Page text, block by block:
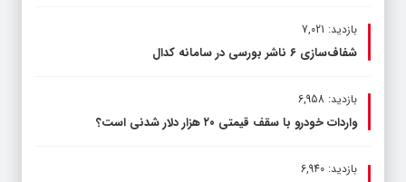
بازدید: 7,021
شفاف‌سازی ۶ ناشر بورسی در سامانه کدال
بازدید: 6,958
واردات خودرو با سقف قیمتی ۲۰ هزار دلار شدنی است؟
بازدید: 6,940